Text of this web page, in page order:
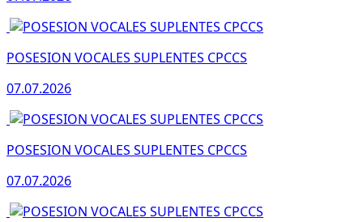
POSESION VOCALES SUPLENTES CPCCS
07.07.2026
POSESION VOCALES SUPLENTES CPCCS
07.07.2026